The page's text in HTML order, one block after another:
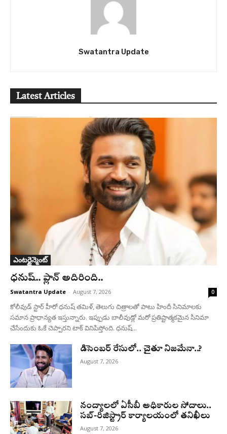
Swatantra Update
Latest Articles
ఎంటర్టైన్మెంట్
ధనుష్‌.. ప్లాన్ అదిరింది..
Swatantra Update - August 7, 2026 0
కోలీవుడ్ స్టార్ హీరో ధనుష్ తమిళ్, తెలుగు చిత్రాలతో పాటు హిందీ సినిమాలకు
సమాన ప్రాధాన్యత ఇస్తున్నారు. ఇప్పుడు బాలీవుడ్లో మరో ప్రతిష్టాత్మకమైన సినిమా
చేసేందుకు ఓకే చెప్పారని టాక్ వినిపిస్తోంది. ధనుష్...
డిసెంబర్ రేసులో.. చైతూ నిజమేనా..?
August 7, 2026
నంద్యాలలో ఏసీబీ అధికారుల సోదాలు..
సబ్-రిజిస్ట్రార్ కార్యాలయంలో తనిఖీలు
August 7, 2026